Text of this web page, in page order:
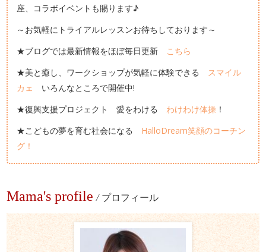
座、コラボイベントも賜ります♪
～お気軽にトライアルレッスンお待ちしております～
★ブログでは最新情報をほぼ毎日更新 こちら
★美と癒し、ワークショップが気軽に体験できる スマイル
カェ
いろんなところで開催中!
★復興支援プロジェクト 愛をわける わけわけ体操 ！
★こどもの夢を育む社会になる HalloDream笑顔のコーチン
グ！
Mama's profile / プロフィール